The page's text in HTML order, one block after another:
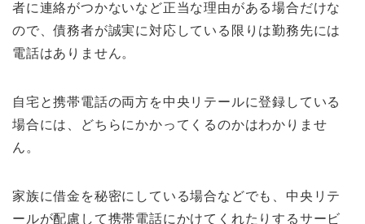
者に連絡がつかないなど正当な理由がある場合だけな
ので、債務者が誠実に対応している限りは勤務先には
電話はありません。
自宅と携帯電話の両方を中央リテールに登録している
場合には、どちらにかかってくるのかはわかりませ
ん。
家族に借金を秘密にしている場合などでも、中央リテ
ールが配慮して携帯電話にかけてくれたりするサービ